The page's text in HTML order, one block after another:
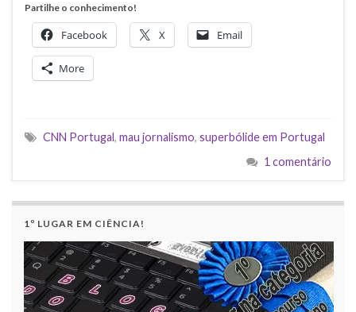
Partilhe o conhecimento!
Facebook X Email
More
CNN Portugal, mau jornalismo, superbólide em Portugal
1 comentário
1º LUGAR EM CIÊNCIA!